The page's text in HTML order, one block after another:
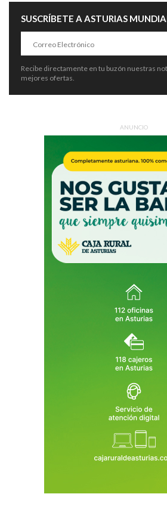
SUSCRÍBETE A ASTURIAS
Recibe directamente en tu buzón nuestras
mejores ofertas.
ANUNCIO